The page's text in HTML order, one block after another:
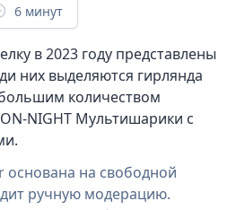
6 минут
в 2023 году представлены
них выделяются гирлянда
количеством
NIGHT Мультишарики с
основана на свободной
ручную модерацию.